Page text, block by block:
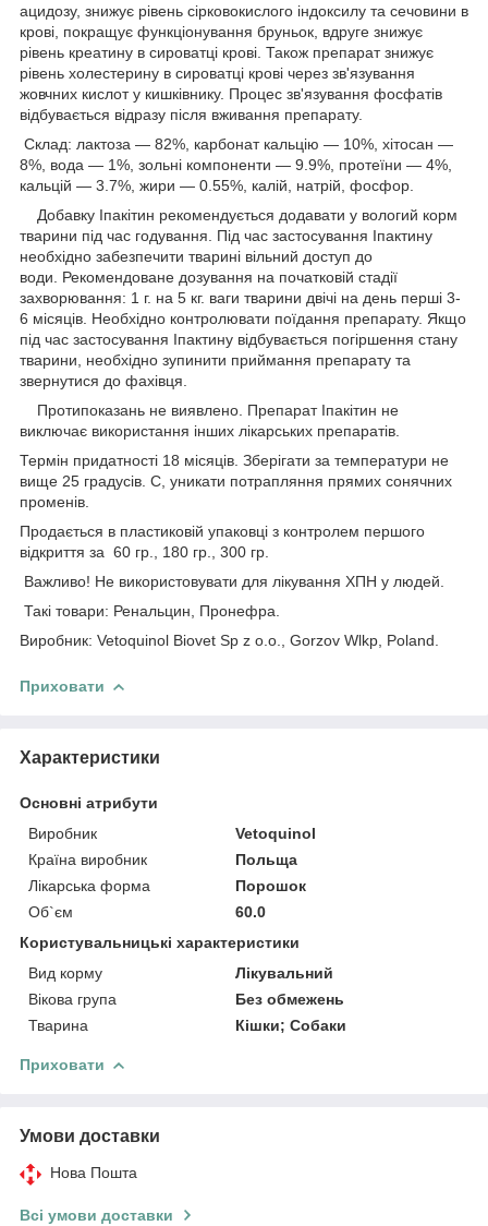
ацидозу, знижує рівень сірковокислого індоксилу та сечовини в
крові, покращує функціонування бруньок, вдруге знижує
рівень креатину в сироватці крові. Також препарат знижує
рівень холестерину в сироватці крові через зв'язування
жовчних кислот у кишківнику. Процес зв'язування фосфатів
відбувається відразу після вживання препарату.
Склад: лактоза — 82%, карбонат кальцію — 10%, хітосан —
8%, вода — 1%, зольні компоненти — 9.9%, протеїни — 4%,
кальцій — 3.7%, жири — 0.55%, калій, натрій, фосфор.
Добавку Іпакітин рекомендується додавати у вологий корм
тварини під час годування. Під час застосування Іпактину
необхідно забезпечити тварині вільний доступ до
води. Рекомендоване дозування на початковій стадії
захворювання: 1 г. на 5 кг. ваги тварини двічі на день перші 3-
6 місяців. Необхідно контролювати поїдання препарату. Якщо
під час застосування Іпактину відбувається погіршення стану
тварини, необхідно зупинити приймання препарату та
звернутися до фахівця.
Протипоказань не виявлено. Препарат Іпакітин не
виключає використання інших лікарських препаратів.
Термін придатності 18 місяців. Зберігати за температури не
вище 25 градусів. С, уникати потрапляння прямих сонячних
променів.
Продається в пластиковій упаковці з контролем першого
відкриття за 60 гр., 180 гр., 300 гр.
Важливо! Не використовувати для лікування ХПН у людей.
Такі товари: Ренальцин, Пронефра.
Виробник: Vetoquinol Biovet Sp z o.o., Gorzov Wlkp, Poland.
Приховати
Характеристики
Основні атрибути
Виробник
Vetoquinol
Країна виробник
Польща
Лікарська форма
Порошок
Об`єм
60.0
Користувальницькі характеристики
Вид корму
Лікувальний
Вікова група
Без обмежень
Тварина
Кішки; Собаки
Приховати
Умови доставки
Нова Пошта
Всі умови доставки